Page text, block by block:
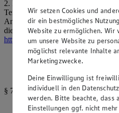
2. Ferner behält sich die
Teilnahmebedingungen jederzeit
Angaben von Gründen zu ändern.
dieser Teilnahmebedingungen ist
https://www.edeka.de/suedwest/
§ 7 Informationen zum Datenschutz
Wir setzen Cookies und
dir ein bestmögliches
Website zu ermöglichen. Wir
um unsere Website zu
möglichst relevante Inhalte
Marketingzwecke.
Deine Einwilligung ist
individuell in den
werden. Bitte beachte, dass
Einstellungen ggf. nicht